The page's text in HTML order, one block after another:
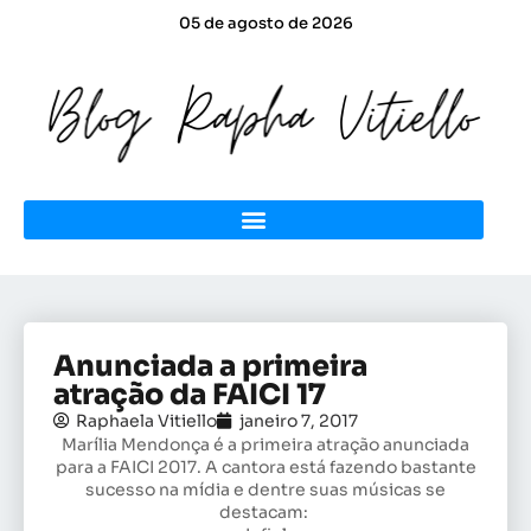
05 de agosto de 2026
Anunciada a primeira
atração da FAICI 17
Raphaela Vitiello
janeiro 7, 2017
Marília Mendonça é a primeira atração anunciada
para a FAICI 2017. A cantora está fazendo bastante
sucesso na mídia e dentre suas músicas se
destacam: